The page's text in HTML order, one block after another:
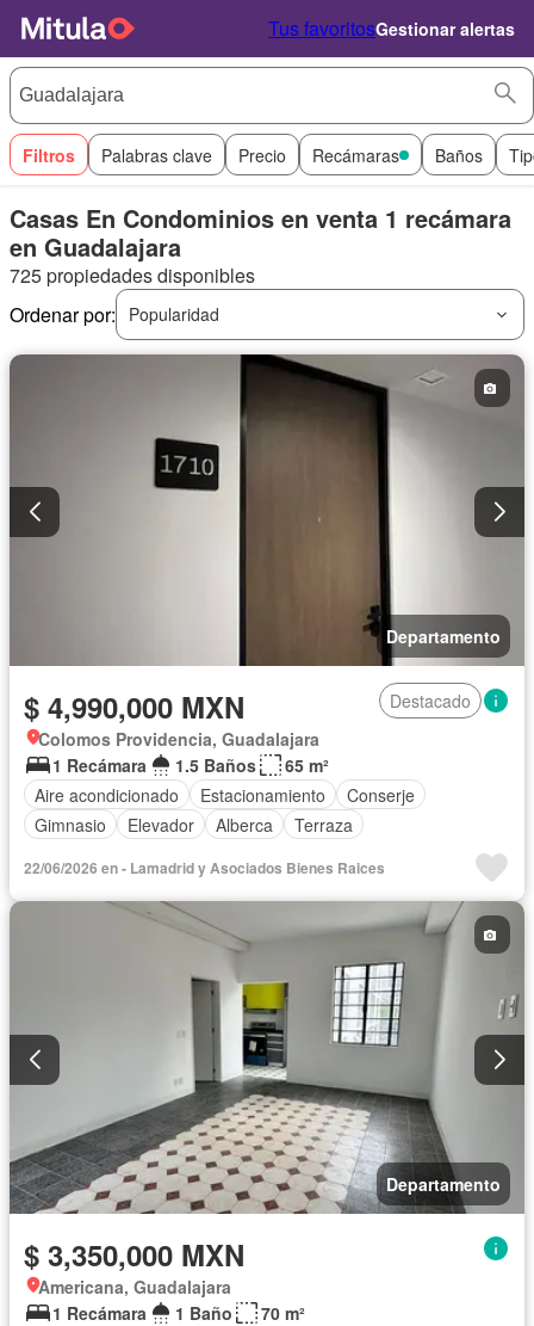
Tus favoritosGestionar alertas
Filtros Palabras clave Precio Recámaras Baños
Casas En Condominios en venta 1 recámara
en Guadalajara
725 propiedades disponibles
Ordenar por:
Popularidad
Departamento
$ 4,990,000 MXN
Destacado
Colomos Providencia, Guadalajara
1 Recámara
1.5 Baños
65 m²
Aire acondicionado
Estacionamiento
Conserje
Gimnasio
Elevador Alberca Terraza
22/06/2026 en - Lamadrid y Asociados Bienes Raices
Departamento
$ 3,350,000 MXN
Americana, Guadalajara
1 Recámara
1 Baño 70 m²